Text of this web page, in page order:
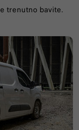
trenutno bavite.